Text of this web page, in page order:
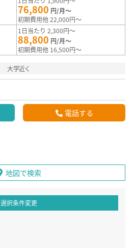
76,800 円/月～
初期費用他 22,000円～
1日当たり 2,300円～
88,800 円/月～
初期費用他 16,500円～
大学近く
電話する
地図で検索
選択条件変更